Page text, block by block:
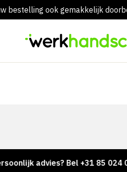
bestelling ook gemakkelijk
advies? Bel +31 85 024 0044